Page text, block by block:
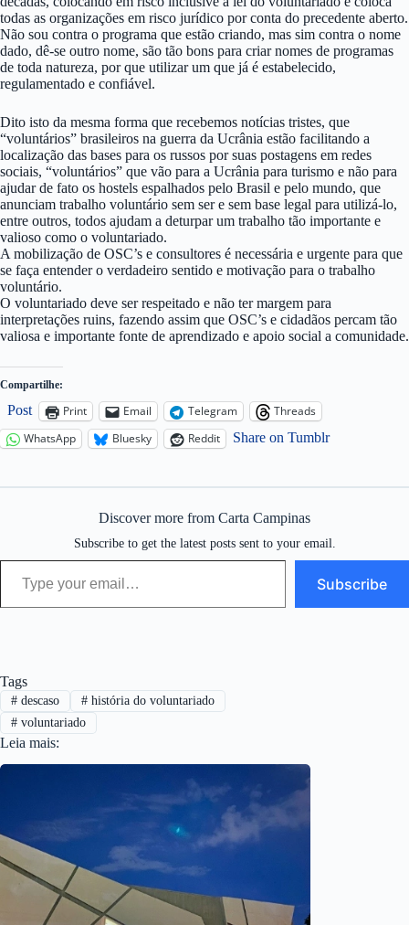
todas as organizações em risco jurídico por conta do precedente aberto.
Não sou contra o programa que estão criando, mas sim contra o nome
dado, dê-se outro nome, são tão bons para criar nomes de programas
de toda natureza, por que utilizar um que já é estabelecido,
regulamentado e confiável.
Dito isto da mesma forma que recebemos notícias tristes, que
“voluntários” brasileiros na guerra da Ucrânia estão facilitando a
localização das bases para os russos por suas postagens em redes
sociais, “voluntários” que vão para a Ucrânia para turismo e não para
ajudar de fato os hostels espalhados pelo Brasil e pelo mundo, que
anunciam trabalho voluntário sem ser e sem base legal para utilizá-lo,
entre outros, todos ajudam a deturpar um trabalho tão importante e
valioso como o voluntariado.
A mobilização de OSC’s e consultores é necessária e urgente para que
se faça entender o verdadeiro sentido e motivação para o trabalho
voluntário.
O voluntariado deve ser respeitado e não ter margem para
interpretações ruins, fazendo assim que OSC’s e cidadãos percam tão
valiosa e importante fonte de aprendizado e apoio social a comunidade.
Compartilhe:
Post Print Email Telegram
Threads
WhatsApp
Bluesky Reddit Share on Tumblr
Discover more from Carta Campinas
Subscribe to get the latest posts sent to your email.
Type your email…
Subscribe
Tags
#descaso #história do voluntariado
#voluntariado
Leia mais: